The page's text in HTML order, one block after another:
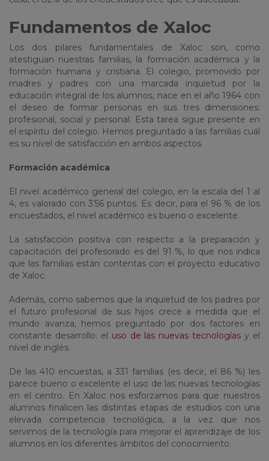
Fundamentos de Xaloc
Los dos pilares fundamentales de Xaloc son, como
atestiguan nuestras familias, la formación académica y la
formación humana y cristiana. El colegio, promovido por
madres y padres con una marcada inquietud por la
educación integral de los alumnos, nace en el año 1964 con
el deseo de formar personas en sus tres dimensiones:
profesional, social y personal. Esta tarea sigue presente en
el espíritu del colegio. Hemos preguntado a las familias cuál
es su nivel de satisfacción en ambos aspectos.
Formación académica
El nivel académico general del colegio, en la escala del 1 al
4, es valorado con 3’56 puntos. Es decir, para el 96 % de los
encuestados, el nivel académico es bueno o excelente.
La satisfacción positiva con respecto a la preparación y
capacitación del profesorado es del 91 %, lo que nos indica
que las familias están contentas con el proyecto educativo
de Xaloc.
Además, como sabemos que la inquietud de los padres por
el futuro profesional de sus hijos crece a medida que el
mundo avanza, hemos preguntado por dos factores en
constante desarrollo: el uso de las nuevas tecnologías y el
nivel de inglés.
De las 410 encuestas, a 331 familias (es decir, el 86 %) les
parece bueno o excelente el uso de las nuevas tecnologías
en el centro. En Xaloc nos esforzamos para que nuestros
alumnos finalicen las distintas etapas de estudios con una
elevada competencia tecnológica, a la vez que nos
servimos de la tecnología para mejorar el aprendizaje de los
alumnos en los diferentes ámbitos del conocimiento.